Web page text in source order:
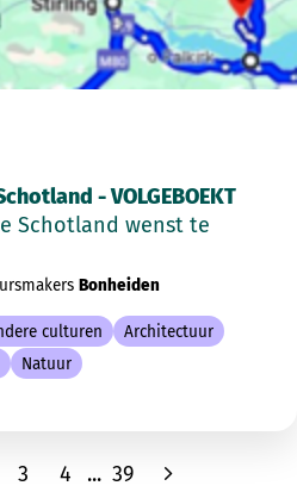
- VOLGEBOEKT
Schotland wenst te
Bonheiden
culturen
Architectuur
Natuur
3 4 ... 39